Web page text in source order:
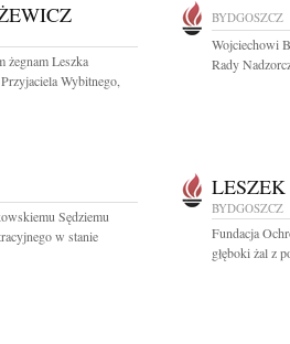
żegnam Leszka
Wybitnego,
BYDGOSZCZ
Wojciechowi
Rady
Sędziemu
w stanie
BYDGOSZCZ
Fundacja
głęboki żal z